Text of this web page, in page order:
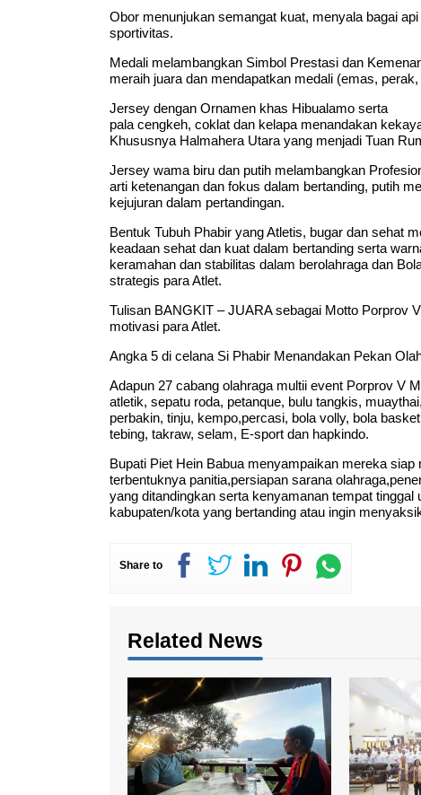
Obor menunjukan semangat kuat, menyala bagai
sportivitas.
Medali melambangkan Simbol Prestasi dan
meraih juara dan mendapatkan medali (emas,
Jersey dengan Ornamen khas Hibualamo serta
pala cengkeh, coklat dan kelapa menandakan
Khususnya Halmahera Utara yang menjadi Tuan
Jersey wama biru dan putih melambangkan
arti ketenangan dan fokus dalam bertanding, putih
kejujuran dalam pertandingan.
Bentuk Tubuh Phabir yang Atletis, bugar dan sehat
keadaan sehat dan kuat dalam bertanding serta
keramahan dan stabilitas dalam berolahraga dan
strategis para Atlet.
Tulisan BANGKIT – JUARA sebagai Motto Porprov
motivasi para Atlet.
Angka 5 di celana Si Phabir Menandakan Pekan
Adapun 27 cabang olahraga multii event Porprov V
atletik, sepatu roda, petanque, bulu tangkis,
perbakin, tinju, kempo,percasi, bola volly, bola
tebing, takraw, selam, E-sport dan hapkindo.
Bupati Piet Hein Babua menyampaikan mereka
terbentuknya panitia,persiapan sarana
yang ditandingkan serta kenyamanan tempat
kabupaten/kota yang bertanding atau ingin
Share to
Related News